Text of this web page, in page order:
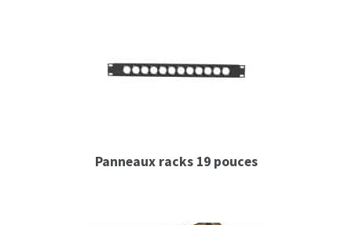
G – Renforts divers flightcase
Panneaux racks 19 pouces